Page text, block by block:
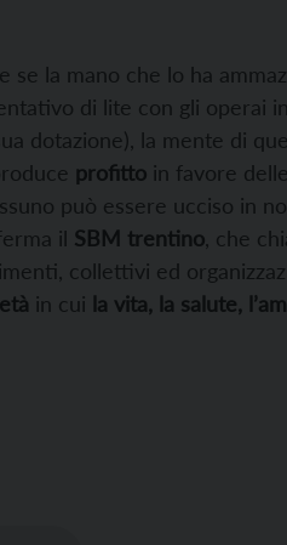
la mano che lo ha
di lite con gli operai
dotazione), la mente di
profitto in favore delle
può essere ucciso in
il SBM trentino , che
collettivi ed
in cui la vita, la salute,